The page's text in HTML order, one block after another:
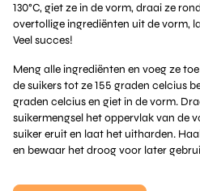
130°C, giet ze in de vorm, draai ze
overtollige ingrediënten uit de vorm,
Veel succes!
Meng alle ingrediënten en voeg ze
de suikers tot ze 155 graden celcius
graden celcius en giet in de vorm.
suikermengsel het oppervlak van de
suiker eruit en laat het uitharden.
en bewaar het droog voor later